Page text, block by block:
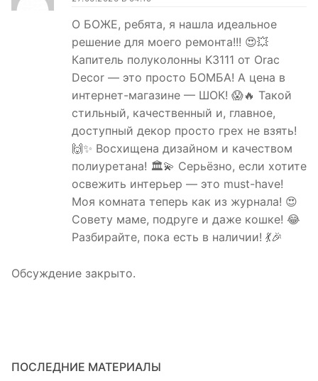
О БОЖЕ, ребята, я нашла идеальное
решение для моего ремонта!!! 😍💥
Капитель полуколонны K3111 от Orac
Decor — это просто БОМБА! А цена в
интернет-магазине — ШОК! 😱🔥 Такой
стильный, качественный и, главное,
доступный декор просто грех не взять!
🙌✨ Восхищена дизайном и качеством
полиуретана! 🏛️💫 Серьёзно, если хотите
освежить интерьер — это must-have!
Моя комната теперь как из журнала! 😍
Совету маме, подруге и даже кошке! 😂
Разбирайте, пока есть в наличии! 💃🎉
Обсуждение закрыто.
ПОСЛЕДНИЕ МАТЕРИАЛЫ